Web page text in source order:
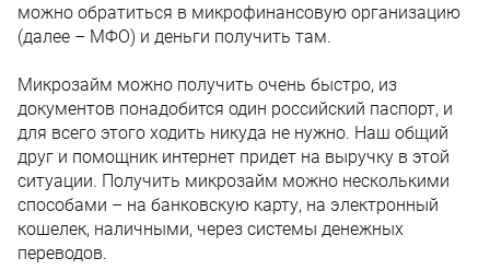
можно обратиться в микрофинансовую организацию
(далее – МФО) и деньги получить там.
Микрозайм можно получить очень быстро, из
документов понадобится один российский паспорт, и
для всего этого ходить никуда не нужно. Наш общий
друг и помощник интернет придет на выручку в этой
ситуации. Получить микрозайм можно несколькими
способами – на банковскую карту, на электронный
кошелек, наличными, через системы денежных
переводов.